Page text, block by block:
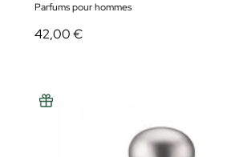
Parfums pour hommes
42,00 €